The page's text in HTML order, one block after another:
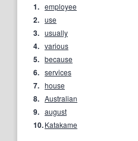
1. employee
2. use
3. usually
4. various
5. because
6. services
7. house
8. Australian
9. august
10.Katakame